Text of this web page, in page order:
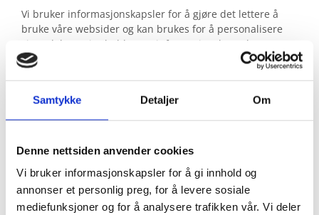
Samtykke Detaljer Om
Denne nettsiden anvender cookies
Vi bruker informasjonskapsler for å gi innhold og
annonser et personlig preg, for å levere sosiale
mediefunksjoner og for å analysere trafikken vår. Vi deler
Vi bruker informasjonskapsler for å gjøre det lettere å
bruke våre websider og kan brukes for å personalisere
visse deler av innholdet. En informasjonskapsel er en
liten tekstfil som sendes fra vår webserver og lagres av
anvendt våre nettsider, og om hvilken nettleser de har
brukt.
Vi anvender statistikk om brukere og
inneholder aldri noen form for personlig informasjon, alt
er anonymt. IP-adresser lagres ikke i vår database der vi
lagrer atferd på nettstedet, derfor kan informasjon om